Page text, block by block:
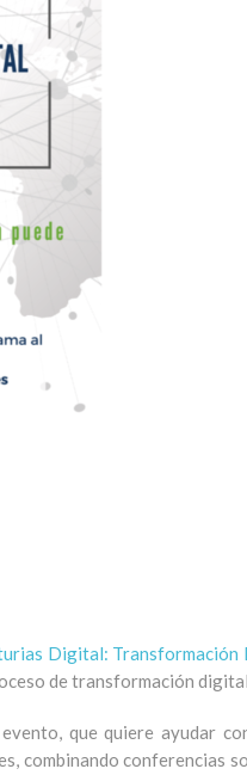
Digital:
de transformación
que quiere ayudar
combinando conferencias